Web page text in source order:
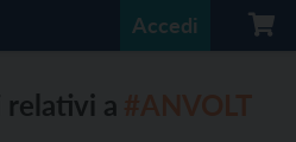
Accedi
a